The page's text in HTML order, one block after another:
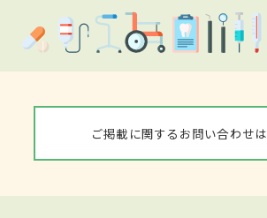
中心暗転（視野の中心が暗くな
色覚異常（実際の色と違って見
主な症状のひとつとしてあげら
検査・診断
ご掲載に関するお問い合わせ